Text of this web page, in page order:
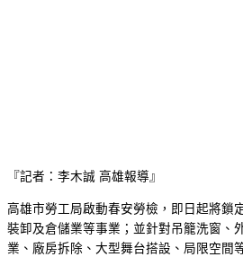
『記者：李木誠 高雄報導』
高雄市勞工局啟動春安勞檢，即日起將鎖
裝卸及倉儲業等事業；並針對吊籠洗窗、
業、廠房拆除、大型舞台搭設、局限空間